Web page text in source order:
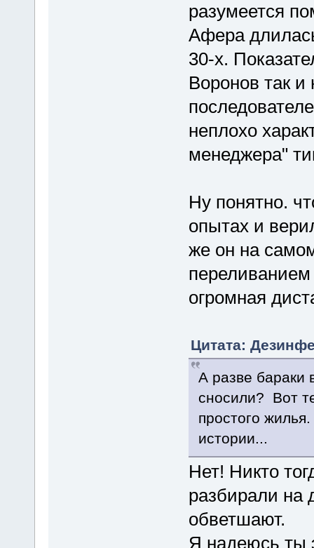
разумеется
Афера
30-х.
Воронов так
неплохо
менеджера"
Ну понятно.
опытах и
же он на
переливанием
огромная
Цитата:
А разве бараки
сносили? Вот
простого
истории...
Нет! Никто
разбирали на
обветшают.
Я надеюсь ты